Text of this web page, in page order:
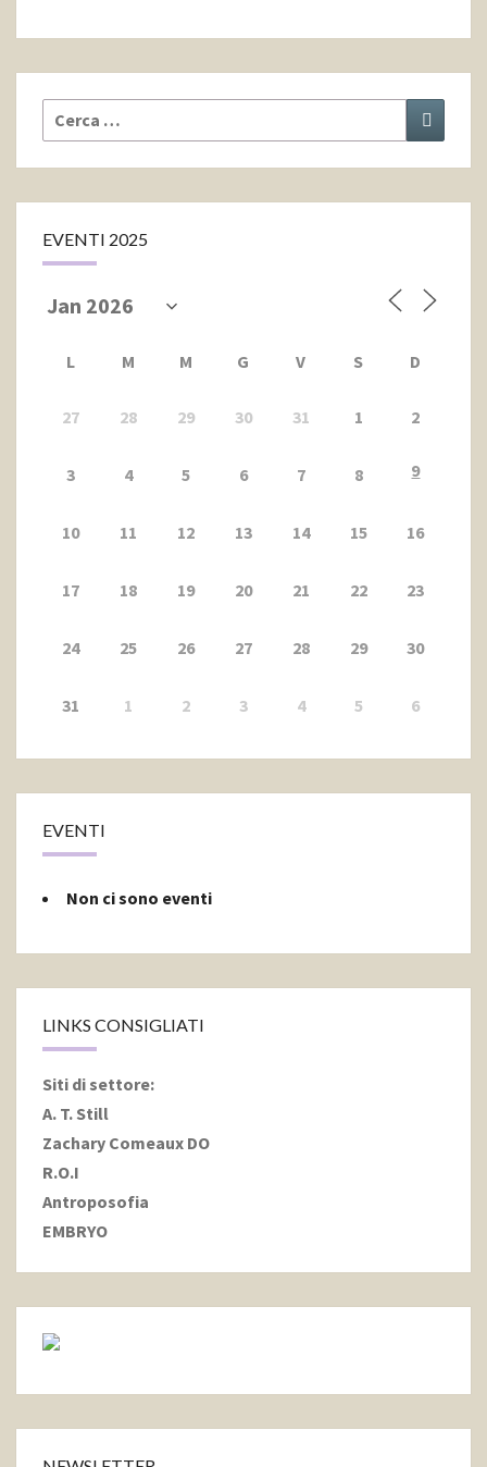
Cerca: Cerca
EVENTI 2025
L M M G V S D
27 28 29 30 31 1 2
3 4 5 6 7 8 9
10 11 12 13 14 15 16
17 18 19 20 21 22 23
24 25 26 27 28 29 30
31 1 2 3 4 5 6
EVENTI
Non ci sono eventi
LINKS CONSIGLIATI
Siti di settore:
A. T. Still
Zachary Comeaux DO
R.O.I
Antroposofia
EMBRYO